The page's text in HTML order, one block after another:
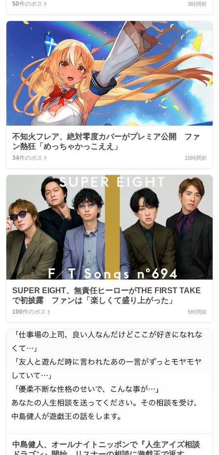
50件のポスト 3時間前
不知火フレア、絶対零度カバーがプレミア公開 ファ
ン熱狂「めっちゃかっこええ」
34件のポスト 15時間前
SUPER EIGHT、無責任ヒーローがTHE FIRST TAKE
で初披露 ファンは「楽しくて盛り上がった」
100件のポスト 5時間前
中島健人、オールナイトニッポンで『人生アイズ相談